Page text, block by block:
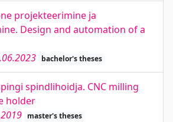
projekteerimine ja
Design and automation of a
bachelor's theses
spindlihoidja. CNC milling
holder
master's theses